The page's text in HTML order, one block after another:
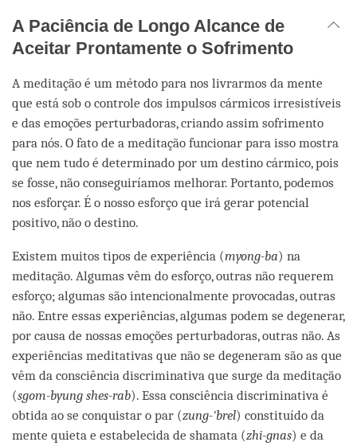
A Paciência de Longo Alcance de
Aceitar Prontamente o Sofrimento
A meditação é um método para nos livrarmos da mente
que está sob o controle dos impulsos cármicos irresistíveis
e das emoções perturbadoras, criando assim sofrimento
para nós. O fato de a meditação funcionar para isso mostra
que nem tudo é determinado por um destino cármico, pois
se fosse, não conseguiríamos melhorar. Portanto, podemos
nos esforçar. É o nosso esforço que irá gerar potencial
positivo, não o destino.
Existem muitos tipos de experiência (myong-ba) na
meditação. Algumas vêm do esforço, outras não requerem
esforço; algumas são intencionalmente provocadas, outras
não. Entre essas experiências, algumas podem se degenerar,
por causa de nossas emoções perturbadoras, outras não. As
experiências meditativas que não se degeneram são as que
vêm da consciência discriminativa que surge da meditação
(sgom-byung shes-rab). Essa consciência discriminativa é
obtida ao se conquistar o par (zung-'brel) constituído da
mente quieta e estabelecida de shamata (zhi-gnas) e da